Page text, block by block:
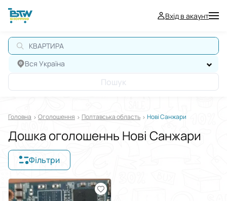
Вхід в акаунт
КВАРТИРА
Вся Україна
Пошук
Головна Оголошення Полтавська область Нові Санжари
Дошка оголошеннь Нові Санжари
Фільтри
Відображати в